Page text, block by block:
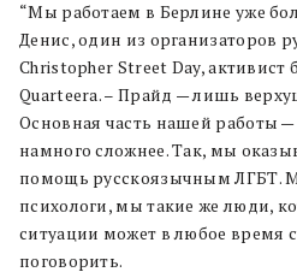
“Мы работаем в Берлине уже
Денис, один из организаторов
Christopher Street Day,
Quarteera. – Прайд — лишь
Основная часть нашей работы
намного сложнее. Так, мы
помощь русскоязычным ЛГБТ.
психологи, мы такие же люди,
ситуации может в любое время
поговорить.